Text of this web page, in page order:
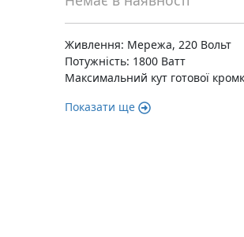
Живлення: Мережа, 220 Вольт
Потужність: 1800 Ватт
Максимальний кут готової
Показати ще